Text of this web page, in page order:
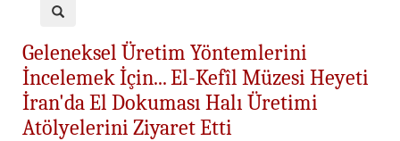
Geleneksel Üretim Yöntemlerini
İncelemek İçin... El-Kefîl Müzesi Heyeti
İran'da El Dokuması Halı Üretimi
Atölyelerini Ziyaret Etti